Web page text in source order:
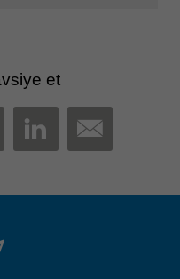
et
LINKEDIN
MAIL